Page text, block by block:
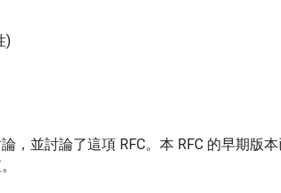
)
，並討論了這項 RFC。本 RFC 的早期版